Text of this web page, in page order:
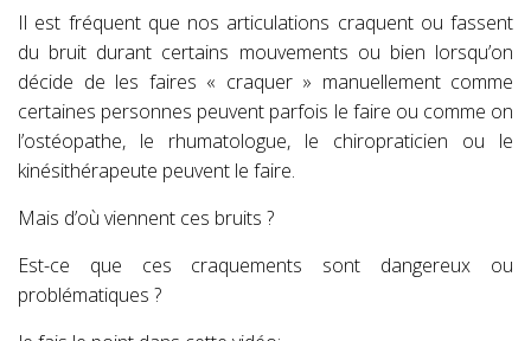
Il est fréquent que nos articulations craquent ou fassent
du bruit durant certains mouvements ou bien lorsqu’on
décide de les faires « craquer » manuellement comme
certaines personnes peuvent parfois le faire ou comme on
l’ostéopathe, le rhumatologue, le chiropraticien ou le
kinésithérapeute peuvent le faire.
Mais d’où viennent ces bruits ?
Est-ce que ces craquements sont dangereux ou
problématiques ?